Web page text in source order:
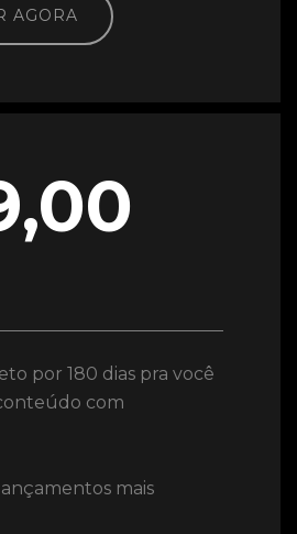
AGORA
por 180 dias pra você
com
mais